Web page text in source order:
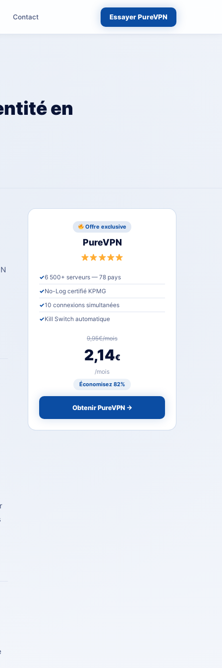
Contact Essayer PureVPN
en
Offre exclusive
PureVPN
✓6 500+ serveurs — 78 pays
✓No-Log certifié KPMG
✓10 connexions simultanées
✓Kill Switch automatique
9,95€/mois
2,14€
/mois
Économisez 82%
Obtenir PureVPN →